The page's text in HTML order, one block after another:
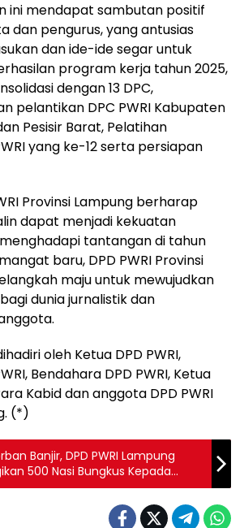
ini mendapat sambutan positif
dan pengurus, yang antusias
dan ide-ide segar untuk
program kerja tahun 2025,
dengan 13 DPC,
pelantikan DPC PWRI Kabupaten
Pesisir Barat, Pelatihan
yang ke-12 serta persiapan
Provinsi Lampung berharap
dapat menjadi kekuatan
tantangan di tahun
baru, DPD PWRI Provinsi
maju untuk mewujudkan
dunia jurnalistik dan
oleh Ketua DPD PWRI,
Bendahara DPD PWRI, Ketua
Kabid dan anggota DPD PWRI
(*)
Banjir, DPD PWRI Lampung
500 Nasi Bungkus Kepada
Bumi Waras